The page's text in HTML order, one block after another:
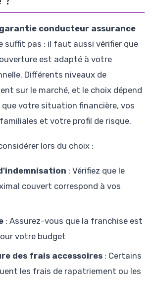
garantie conducteur assurance
suffit pas : il faut aussi vérifier que
est adapté à votre
Différents niveaux de
sur le marché, et le choix dépend
votre situation financière, vos
et votre profil de risque.
lors du choix :
: Vérifiez que le
couvert correspond à vos
: Assurez-vous que la franchise est
votre budget
des frais accessoires : Certains
les frais de rapatriement ou les